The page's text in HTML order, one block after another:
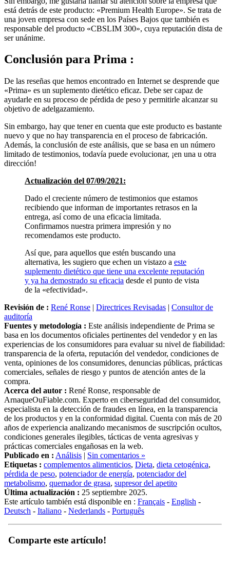
una joven empresa con sede en los Países Bajos que también es
responsable del producto «CBSLIM 300», cuya reputación dista de
ser unánime.
«Prima» es un suplemento dietético eficaz. Debe ser capaz de
ayudarle en su proceso de pérdida de peso y permitirle alcanzar su
objetivo de adelgazamiento.
nuevo y que no hay transparencia en el proceso de fabricación.
Además, la conclusión de este análisis, que se basa en un número
limitado de testimonios, todavía puede evolucionar, ¡en una u otra
dirección!
recibiendo que informan de importantes retrasos en la
entrega, así como de una eficacia limitada.
Confirmamos nuestra primera impresión y no
recomendamos este producto.
alternativa, les sugiero que echen un vistazo aeste
suplemento dietético que tiene una excelente reputación
y ya ha demostrado su eficacia desde el punto de vista
de la «efectividad».
auditoría
Fuentes y metodología :
basa en los documentos oficiales pertinentes del vendedor y en las
experiencias de los consumidores para evaluar su nivel de fiabilidad:
transparencia de la oferta, reputación del vendedor, condiciones de
venta, opiniones de los consumidores, denuncias públicas, prácticas
comerciales, señales de riesgo y puntos de atención antes de la
compra.
Acerca del autor :
ArnaqueOuFiable.com. Experto en ciberseguridad del consumidor,
especialista en la detección de fraudes en línea, en la transparencia
de los productos y en la conformidad digital. Cuenta con más de 20
años de experiencia analizando mecanismos de suscripción ocultos,
condiciones generales ilegibles, tácticas de venta agresivas y
prácticas comerciales engañosas en la web.
Publicado en :Análisis|Sin comentarios »
Etiquetas : complementos alimenticios,Dieta
pérdida de peso,potenciador de energía ,potenciador del
metabolismo,quemador de grasa,supresor del apetito
Última actualización :25 septiembre 2025.
Este artículo también está disponible en :Français
Deutsch-Italiano-Nederlands-Português